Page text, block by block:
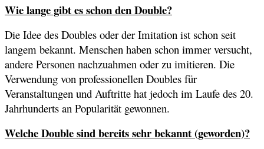
Wie lange gibt es schon den Double?
Die Idee des Doubles oder der Imitation ist schon seit
langem bekannt. Menschen haben schon immer versucht,
andere Personen nachzuahmen oder zu imitieren. Die
Verwendung von professionellen Doubles für
Veranstaltungen und Auftritte hat jedoch im Laufe des 20.
Jahrhunderts an Popularität gewonnen.
Welche Double sind bereits sehr bekannt (geworden)?